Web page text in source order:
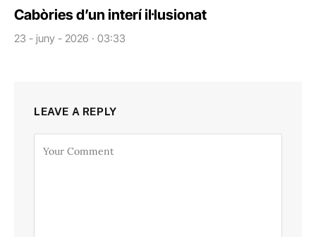
Cabòries d’un interí il·lusionat
23 - juny - 2026 · 03:33
LEAVE A REPLY